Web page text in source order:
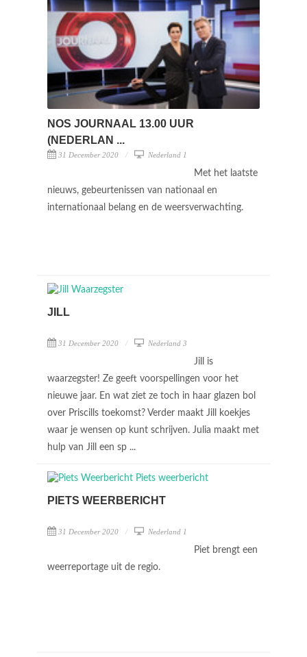
NOS JOURNAAL 13.00 UUR
(NEDERLAN ...
31 December 2020 Nederland 1
Met het laatste
nieuws, gebeurtenissen van nationaal en
internationaal belang en de weersverwachting.
JILL
31 December 2020 Nederland 3
Jill is
waarzegster! Ze geeft voorspellingen voor het
nieuwe jaar. En wat ziet ze toch in haar glazen bol
over Priscills toekomst? Verder maakt Jill koekjes
waar je wensen op kunt schrijven. Julia maakt met
hulp van Jill een sp ...
PIETS WEERBERICHT
31 December 2020 Nederland 1
Piet brengt een
weerreportage uit de regio.